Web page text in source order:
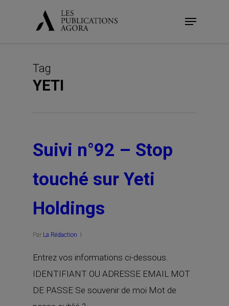
Menu
Tag
YETI
Suivi n°92 – Stop
touché sur Yeti
Holdings
Par La Rédaction
Entrez vos informations ci-dessous.
IDENTIFIANT OU ADRESSE EMAIL MOT
DE PASSE Se souvenir de moi Mot de